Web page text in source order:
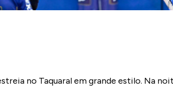
no Taquaral em grande estilo. Na